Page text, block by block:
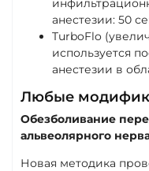
анестезии: 50
TurboFlo
используется
анестезии в
Любые
Обезболивание
альвеолярного
Новая методика